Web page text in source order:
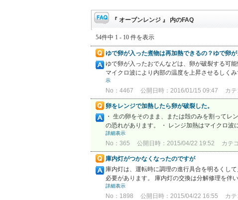
『 オーブンレンジ 』 内のFAQ
54件中 1 - 10 件を表示
ゆで卵が入った煮物は再加熱できるの？ゆで卵
ゆで卵が入ったおでんなどは、卵が破裂する可
マイクロ波により内部の温度を上昇させるしく
示
No：4467 公開日時：2016/01/15 09:47 カテ
卵をレンジで加熱したら卵が破裂した。
・ 生の卵をそのまま、または殻のみを割って
の恐れがあります。 ・ レンジ加熱はマイクロ
詳細表示
No：365 公開日時：2015/04/22 19:52 カテ
庫内灯がつかなくなったのですが
庫内灯は、運転時に調理の進行具合を明るくし
必要があります。 庫内灯の交換は分解修理を伴
詳細表示
No：1898 公開日時：2015/04/22 16:55 カテ